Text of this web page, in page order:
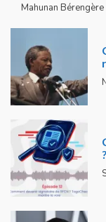
Mahunan Bérengère